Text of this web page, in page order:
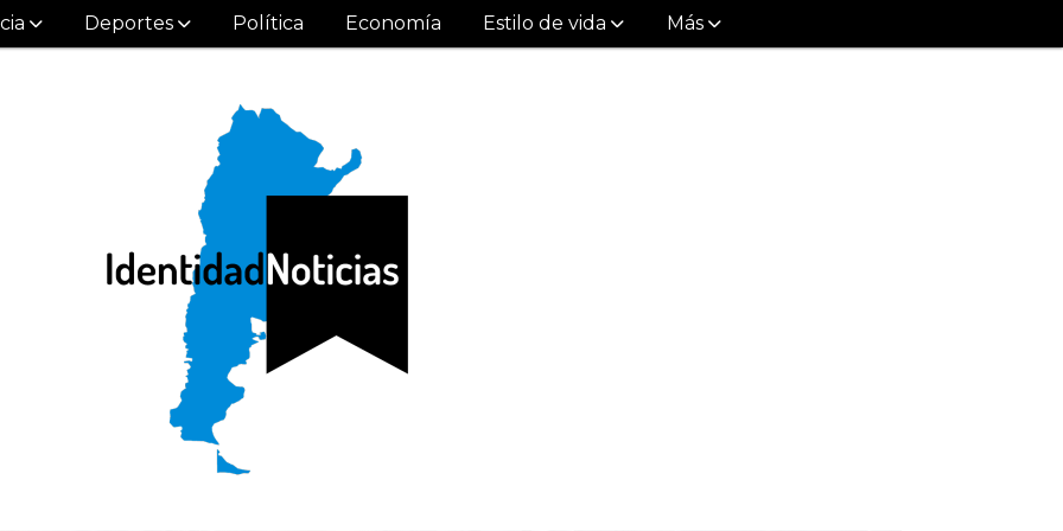
Deportes Política Economía Estilo de vida Más